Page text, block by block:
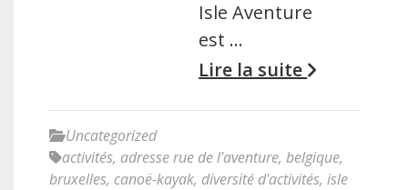
Isle Aventure
est …
Lire la suite
Uncategorized
activités, adresse rue de l'aventure, belgique,
bruxelles, canoë-kayak, diversité d'activités, isle